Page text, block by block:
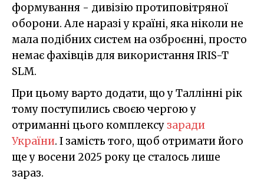
формування - дивізію протиповітряної
оборони. Але наразі у країні, яка ніколи не
мала подібних систем на озброєнні, просто
немає фахівців для використання IRIS-T
SLM.
При цьому варто додати, що у Таллінні рік
тому поступились своєю чергою у
отриманні цього комплексу заради
України. І замість того, щоб отримати його
ще у восени 2025 року це сталось лише
зараз.